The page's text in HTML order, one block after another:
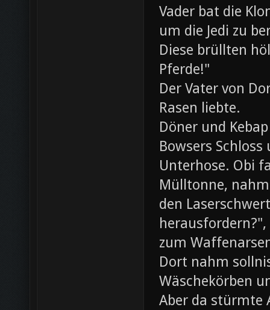
Vader bat die
um die Jedi zu
Diese brüllten
Pferde!"
Der Vater von
Rasen liebte.
Döner und
Bowsers
Unterhose. Obi
Mülltonne,
den
zum
Dort nahm
Wäschekörben
Aber da stürmte